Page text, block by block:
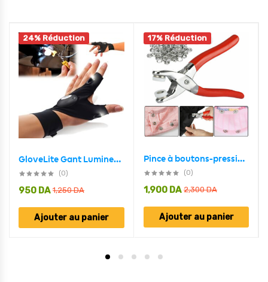
24% Réduction
GloveLite Gant Lumineux Pour Un Travail Pratique
(0)
1,250DA
950 DA
Ajouter au panier
17% Réduction
Pince à boutons-pression en métal avec pince à clip
(0)
2,300DA
1,900 DA
Ajouter au panier